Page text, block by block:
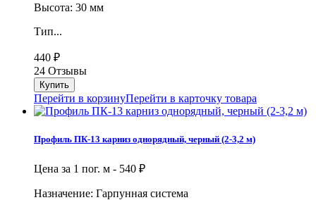
Высота: 30 мм
Тип...
440 ₽
24 Отзывы
Перейти в корзинуПерейти в карточку товара
Профиль ПК-13 карниз однорядный, черный (2-3,2 м)
Цена за 1 пог. м - 540 ₽
Назначение: Гарпунная система